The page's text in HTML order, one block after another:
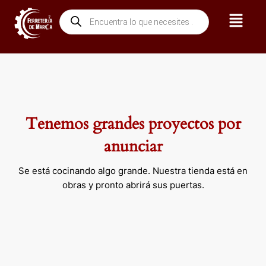
contenido
Búsqueda
de
productos
Menú
Tenemos grandes proyectos por
anunciar
Se está cocinando algo grande. Nuestra tienda está en
obras y pronto abrirá sus puertas.